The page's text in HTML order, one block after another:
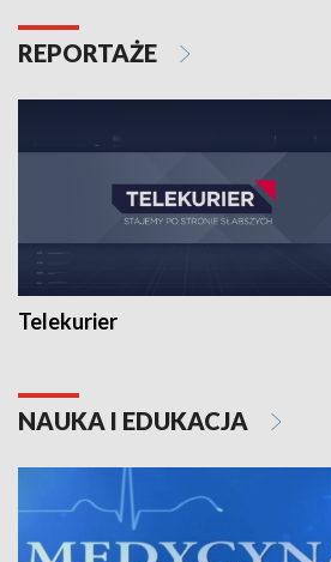
REPORTAŻE
Telekurier
NAUKA I EDUKACJA